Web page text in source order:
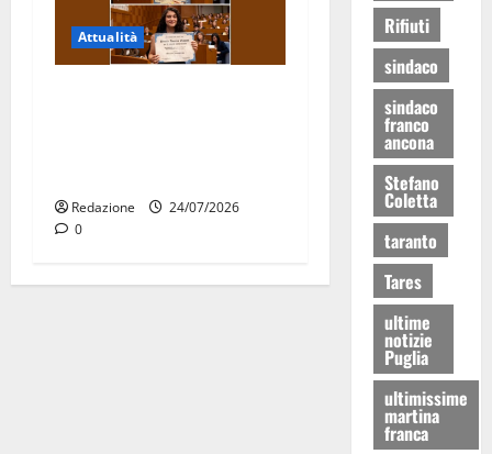
Attualità
Redazione
24/07/2026
0
Rifiuti
sindaco
sindaco
franco
ancona
Stefano
Coletta
taranto
Tares
ultime
notizie
Puglia
ultimissime
martina
franca